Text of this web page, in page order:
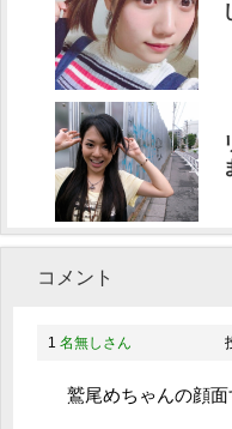
コメント
1 名無しさん
鷲尾めちゃんの顔面